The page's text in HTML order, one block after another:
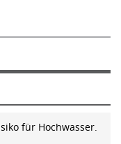
für Hochwasser.